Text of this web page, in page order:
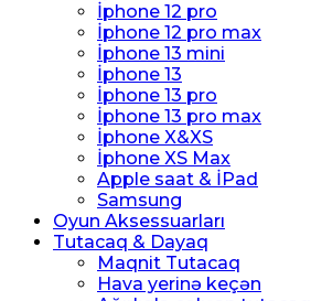
İphone 12 pro
İphone 12 pro max
İphone 13 mini
İphone 13
İphone 13 pro
İphone 13 pro max
İphone X&XS
İphone XS Max
Apple saat & İPad
Samsung
Oyun Aksessuarları
Tutacaq & Dayaq
Maqnit Tutacaq
Hava yerinə keçən